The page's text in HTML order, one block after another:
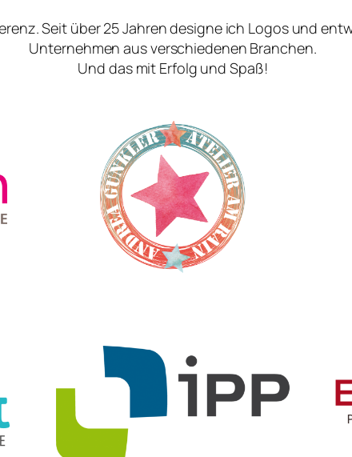
Seit über 25 Jahren designe ich Logos und
Unternehmen aus verschiedenen Branchen.
Und das mit Erfolg und Spaß!